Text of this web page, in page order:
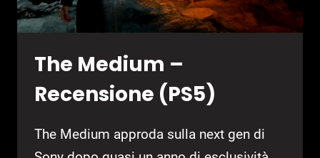
The Medium –
Recensione (PS5)
The Medium approda sulla next gen di